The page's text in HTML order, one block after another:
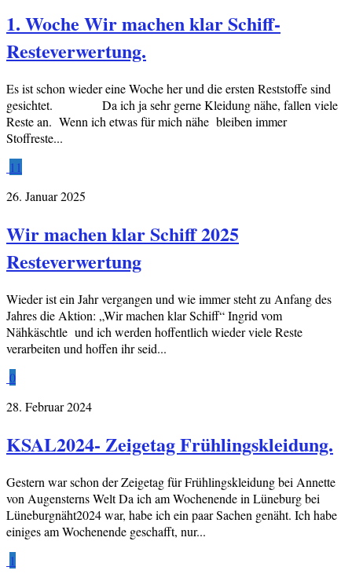
1. Woche Wir machen klar Schiff-
Resteverwertung.
Es ist schon wieder eine Woche her und die ersten Reststoffe sind
gesichtet. Da ich ja sehr gerne Kleidung nähe, fallen viele
Reste an. Wenn ich etwas für mich nähe bleiben immer
Stoffreste...
11
26. Januar 2025
Wir machen klar Schiff 2025
Resteverwertung
Wieder ist ein Jahr vergangen und wie immer steht zu Anfang des
Jahres die Aktion: „Wir machen klar Schiff“ Ingrid vom
Nähkäschtle und ich werden hoffentlich wieder viele Reste
verarbeiten und hoffen ihr seid...
0
28. Februar 2024
KSAL2024- Zeigetag Frühlingskleidung.
Gestern war schon der Zeigetag für Frühlingskleidung bei Annette
von Augensterns Welt Da ich am Wochenende in Lüneburg bei
Lüneburgnäht2024 war, habe ich ein paar Sachen genäht. Ich habe
einiges am Wochenende geschafft, nur...
1